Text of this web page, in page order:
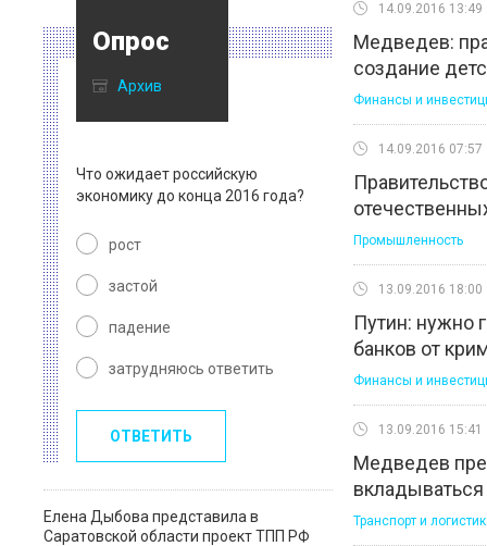
Опрос
Архив
Что ожидает российскую
экономику до конца 2016 года?
рост
застой
падение
затрудняюсь ответить
ОТВЕТИТЬ
Елена Дыбова представила в
Саратовской области проект ТПП РФ
14.09.2016 13:49
Медведев:
создание
Финансы и
14.09.2016 07:57
Промышленность
13.09.2016 18:00
Путин: нужно
банков от
Финансы и
13.09.2016 15:41
Медведев
Транспорт и